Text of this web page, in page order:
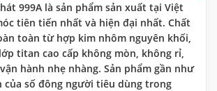
999A là sản phẩm sản xuất tại Việt
tiên tiến nhất và hiện đại nhất. Chất
toàn từ hợp kim nhôm nguyên khối,
titan cao cấp không mòn, không rỉ,
hành nhẹ nhàng. Sản phẩm gần như
của số đông người tiêu dùng trong